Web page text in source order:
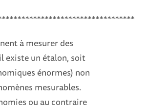
à mesurer des
existe un étalon, soit
énormes) non
mesurables.
ou au contraire